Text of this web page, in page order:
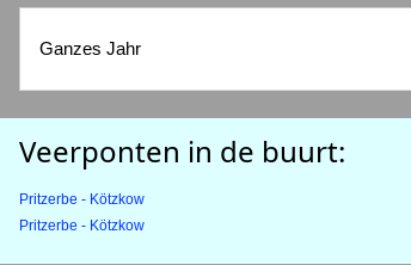
Ganzes Jahr
Veerponten in de buurt:
Pritzerbe - Kötzkow
Pritzerbe - Kötzkow